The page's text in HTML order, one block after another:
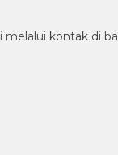
kontak di